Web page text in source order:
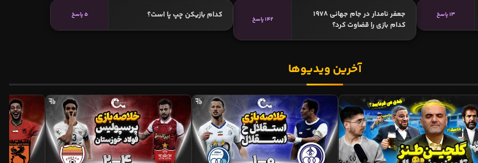
13 پاسخ
جعفر نامدار در جام جهانی ۱۹۷8
کدام بازی را قضاوت کرد؟
142 پاسخ کدام بازیکن چپ پا است؟ 5 پاسخ
آخرین ویدیوها